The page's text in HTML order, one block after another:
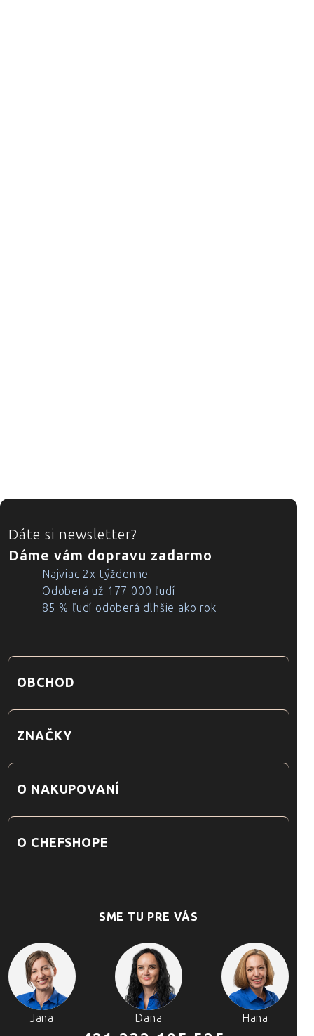
ZÁPÄTIE
Dáte si newsletter?
Dáme vám dopravu zadarmo
Najviac 2x týždenne
Odoberá už 177 000 ľudí
85 % ľudí odoberá dlhšie ako rok
OBCHOD
ZNAČKY
O NAKUPOVANÍ
O CHEFSHOPE
SME TU PRE VÁS
Jana Dana Hana